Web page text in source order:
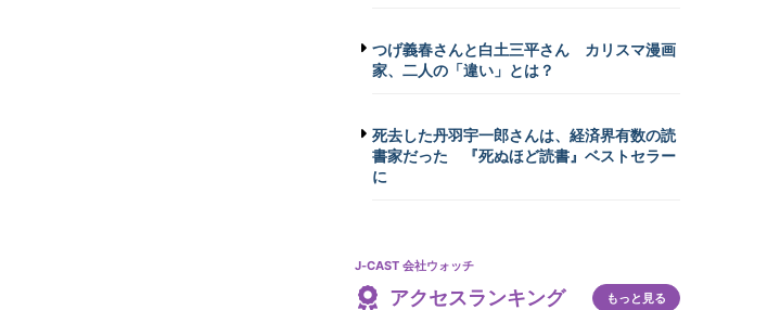
つげ義春さんと白土三平さん カリスマ漫画
家、二人の「違い」とは？
死去した丹羽宇一郎さんは、経済界有数の読
書家だった 『死ぬほど読書』ベストセラー
に
J-CAST 会社ウォッチ
アクセスランキング もっと見る